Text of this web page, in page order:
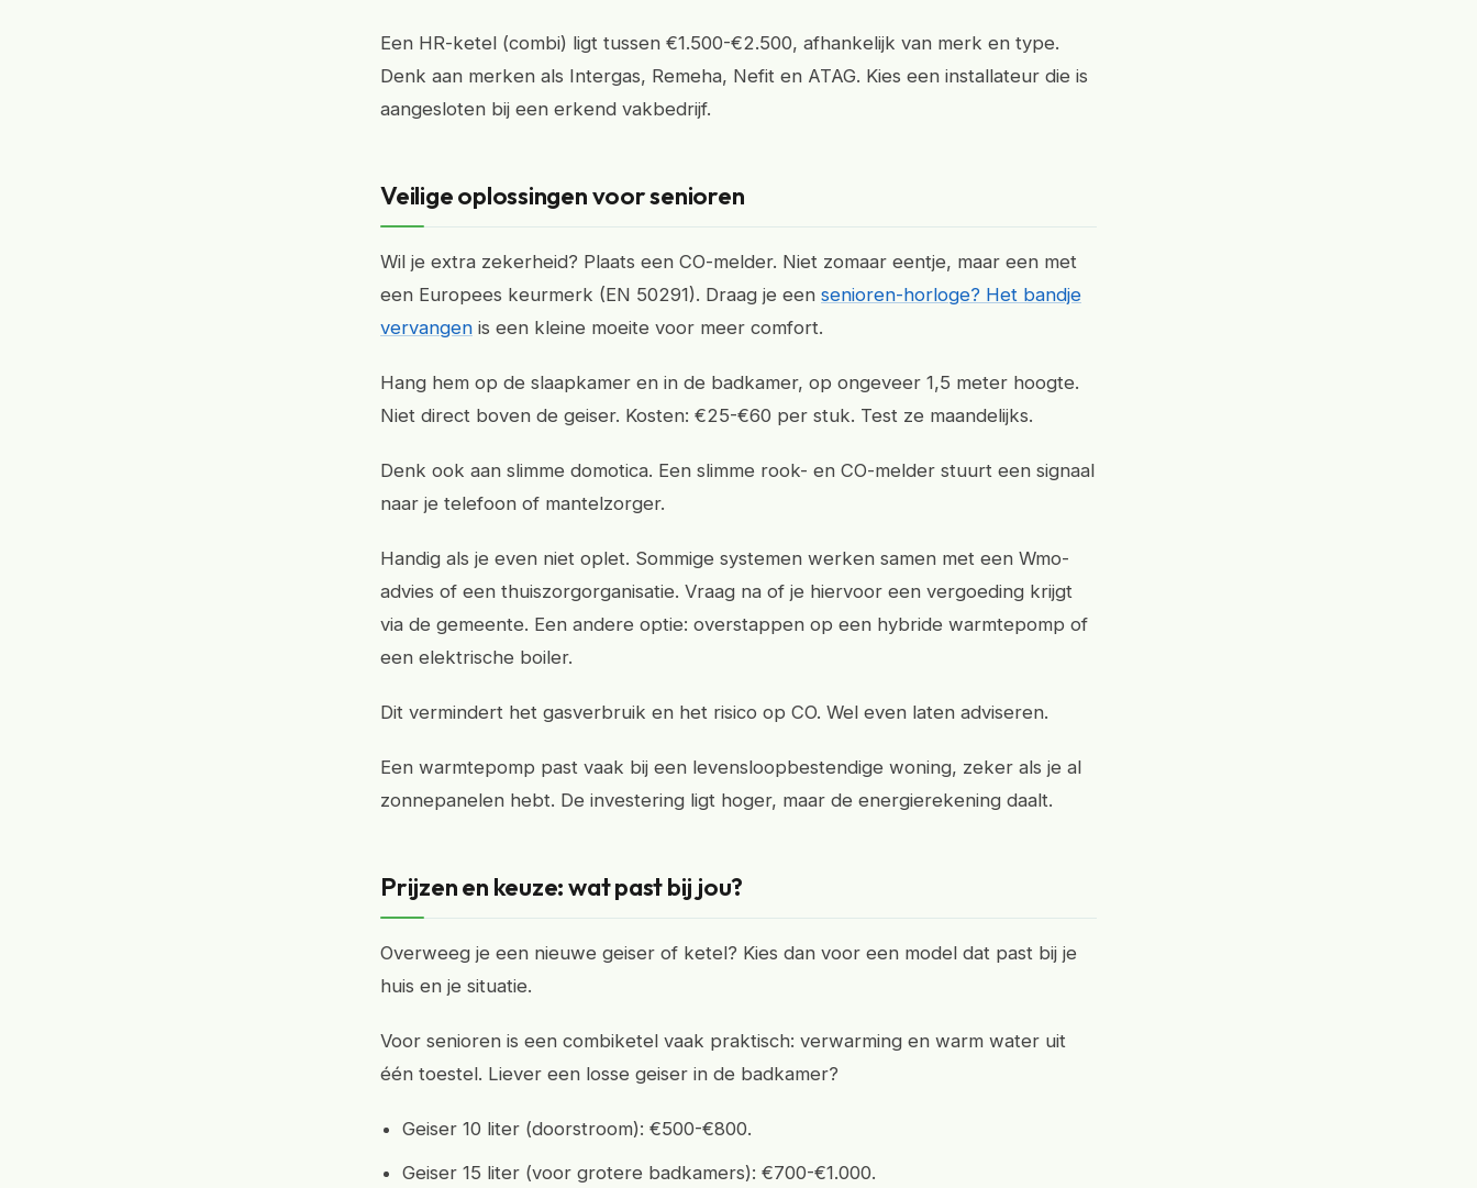
Een HR-ketel (combi) ligt tussen €1.500-€2.500, afhankelijk van merk en type.
Denk aan merken als Intergas, Remeha, Nefit en ATAG. Kies een installateur die is
aangesloten bij een erkend vakbedrijf.
Veilige oplossingen voor senioren
Wil je extra zekerheid? Plaats een CO-melder. Niet zomaar eentje, maar een met
een Europees keurmerk (EN 50291). Draag je een senioren-horloge? Het bandje
vervangen is een kleine moeite voor meer comfort.
Hang hem op de slaapkamer en in de badkamer, op ongeveer 1,5 meter hoogte.
Niet direct boven de geiser. Kosten: €25-€60 per stuk. Test ze maandelijks.
Denk ook aan slimme domotica. Een slimme rook- en CO-melder stuurt een signaal
naar je telefoon of mantelzorger.
Handig als je even niet oplet. Sommige systemen werken samen met een Wmo-
advies of een thuiszorgorganisatie. Vraag na of je hiervoor een vergoeding krijgt
via de gemeente. Een andere optie: overstappen op een hybride warmtepomp of
een elektrische boiler.
Dit vermindert het gasverbruik en het risico op CO. Wel even laten adviseren.
Een warmtepomp past vaak bij een levensloopbestendige woning, zeker als je al
zonnepanelen hebt. De investering ligt hoger, maar de energierekening daalt.
Prijzen en keuze: wat past bij jou?
Overweeg je een nieuwe geiser of ketel? Kies dan voor een model dat past bij je
huis en je situatie.
Voor senioren is een combiketel vaak praktisch: verwarming en warm water uit
één toestel. Liever een losse geiser in de badkamer?
Geiser 10 liter (doorstroom): €500-€800.
Geiser 15 liter (voor grotere badkamers): €700-€1.000.